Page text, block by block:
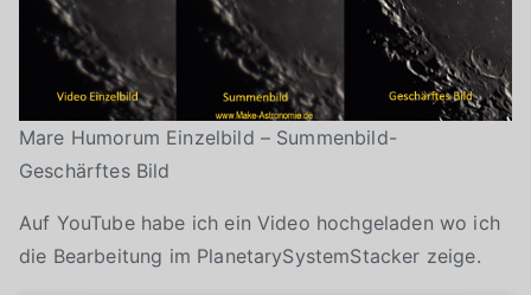
Mare Humorum Einzelbild – Summenbild-
Geschärftes Bild
Auf YouTube habe ich ein Video hochgeladen wo ich
die Bearbeitung im PlanetarySystemStacker zeige.